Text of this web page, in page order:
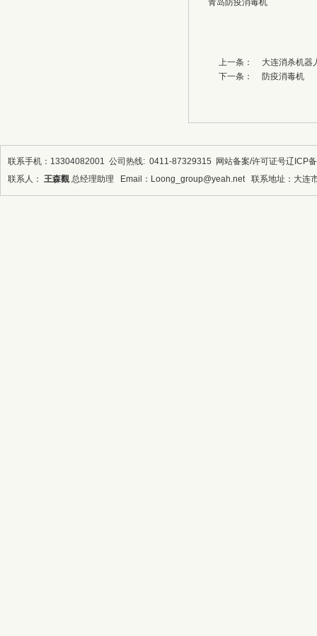
青岛防疫消毒机
上一条：
大连消杀机器
下一条：
防疫消毒机
联系手机：13304082001 公司热线: 0411-87329315 网站备案/许可证号辽ICP
联系人： 王森觀 总经理助理 Email：Loong_group@yeah.net 联系地址：大连